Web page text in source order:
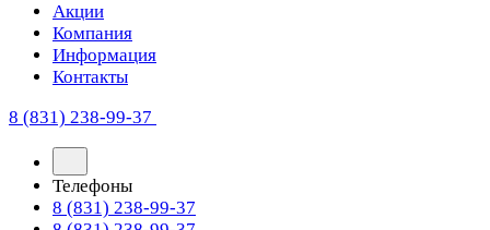
Акции
Компания
Информация
Контакты
8 (831) 238-99-37
Телефоны
8 (831) 238-99-37